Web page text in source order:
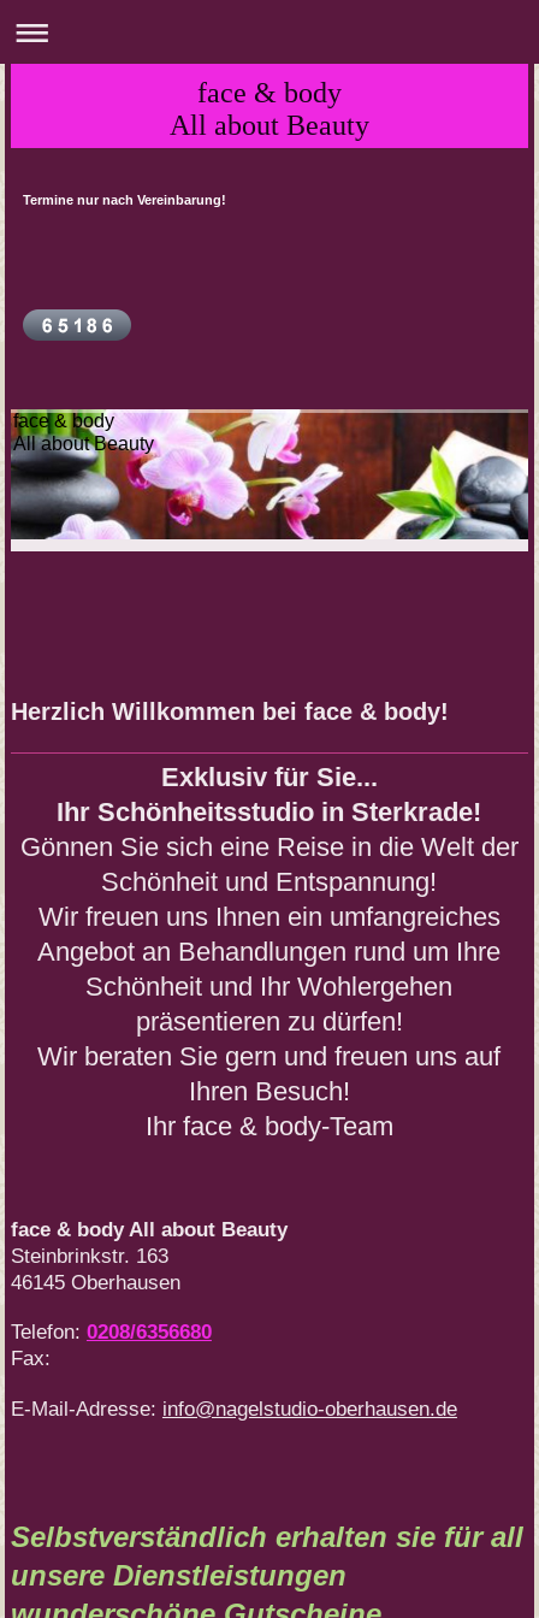
face & body
All about Beauty
Termine nur nach Vereinbarung!
face & body
All about Beauty
Herzlich Willkommen bei face & body!
Exklusiv für Sie...
Ihr Schönheitsstudio in Sterkrade!
Gönnen Sie sich eine Reise in die Welt der
Schönheit und Entspannung!
Wir freuen uns Ihnen ein umfangreiches
Angebot an Behandlungen rund um Ihre
Schönheit und Ihr Wohlergehen
präsentieren zu dürfen!
Wir beraten Sie gern und freuen uns auf
Ihren Besuch!
Ihr face & body-Team
face & body All about Beauty
Steinbrinkstr. 163
46145 Oberhausen
Telefon: 0208/6356680
Fax:
E-Mail-Adresse: info@nagelstudio-oberhausen.de
Selbstverständlich erhalten sie für all
unsere Dienstleistungen